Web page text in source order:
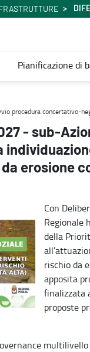
Pianificazione di
procedura concertativo-
- sub-
erosione
Con
Regionale
della
rischio da
apposita
finalizzata
proposte